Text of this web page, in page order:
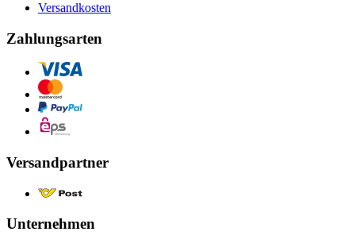
Versandkosten
Zahlungsarten
Versandpartner
Unternehmen